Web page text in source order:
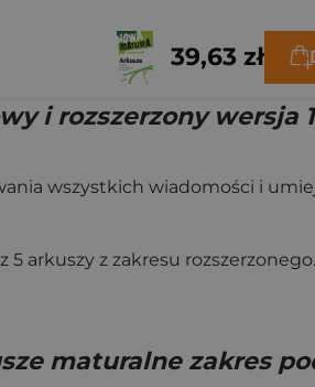
39,63 zł
i rozszerzony wersja 1
wszystkich wiadomości i
5 arkuszy z zakresu
maturalne zakres